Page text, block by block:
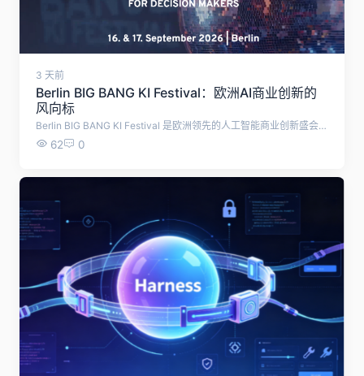
3 天前
Berlin BIG BANG KI Festival：欧洲AI商业创新的
风向标
Berlin BIG BANG KI Festival 是欧洲领先的人工智能商业创新盛会，汇聚全球 AI 企业、创业者、投资机构和行业领袖，共同探索人工智能的未来应用与商业价值。
62 0